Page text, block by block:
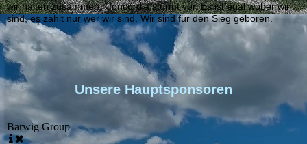
wir halten zusammen, Concordia stürmt vor. Es ist egal woher wir
sind, es zählt nur wer wir sind. Wir sind für den Sieg geboren.
Unsere Hauptsponsoren
Barwig Group